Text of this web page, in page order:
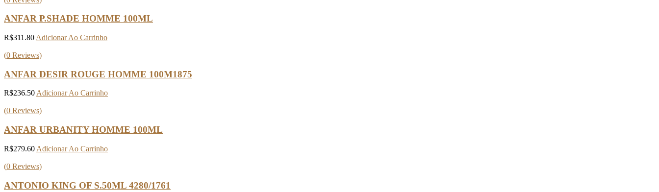
ANFAR P.SHADE HOMME 100ML
R$311.80 Adicionar Ao Carrinho
(0 Reviews)
ANFAR DESIR ROUGE HOMME 100M1875
R$236.50 Adicionar Ao Carrinho
(0 Reviews)
ANFAR URBANITY HOMME 100ML
R$279.60 Adicionar Ao Carrinho
(0 Reviews)
ANTONIO KING OF S.50ML 4280/1761